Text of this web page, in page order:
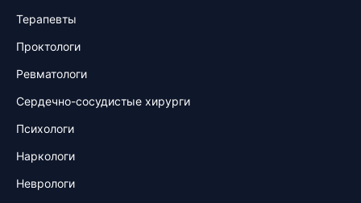
Терапевты
Проктологи
Ревматологи
Сердечно-сосудистые хирурги
Психологи
Наркологи
Неврологи